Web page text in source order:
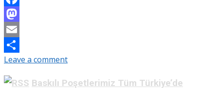
Facebook
Mastodon
Email
Share
Leave a comment
Baskılı Poşetlerimiz Tüm Türkiye’de